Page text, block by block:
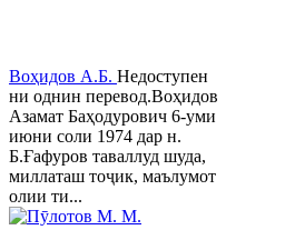
Воҳидов А.Б. Недоступен
ни однин перевод.Воҳидов
Азамат Баҳодурович 6-уми
июни соли 1974 дар н.
Б.Ғафуров таваллуд шуда,
миллаташ тоҷик, маълумот
олии ти...